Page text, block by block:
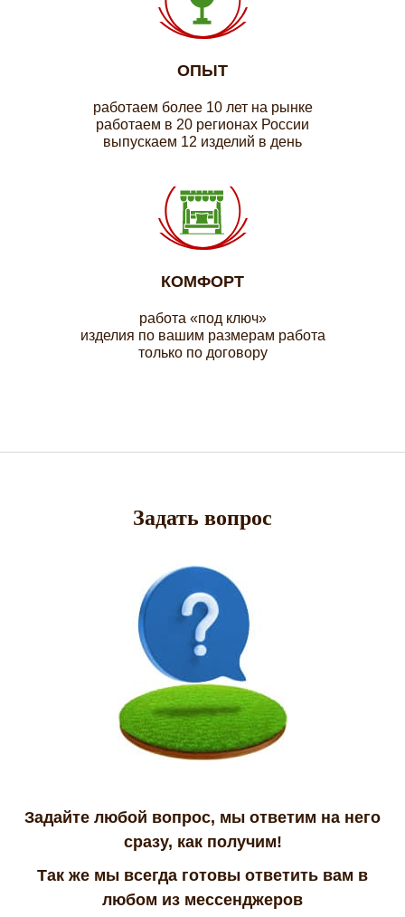
ОПЫТ
работаем более 10 лет на рынке
работаем в 20 регионах России
выпускаем 12 изделий в день
КОМФОРТ
работа «под ключ»
изделия по вашим размерам работа
только по договору
Задать вопрос
Задайте любой вопрос, мы ответим на него
сразу, как получим!
Так же мы всегда готовы ответить вам в
любом из мессенджеров